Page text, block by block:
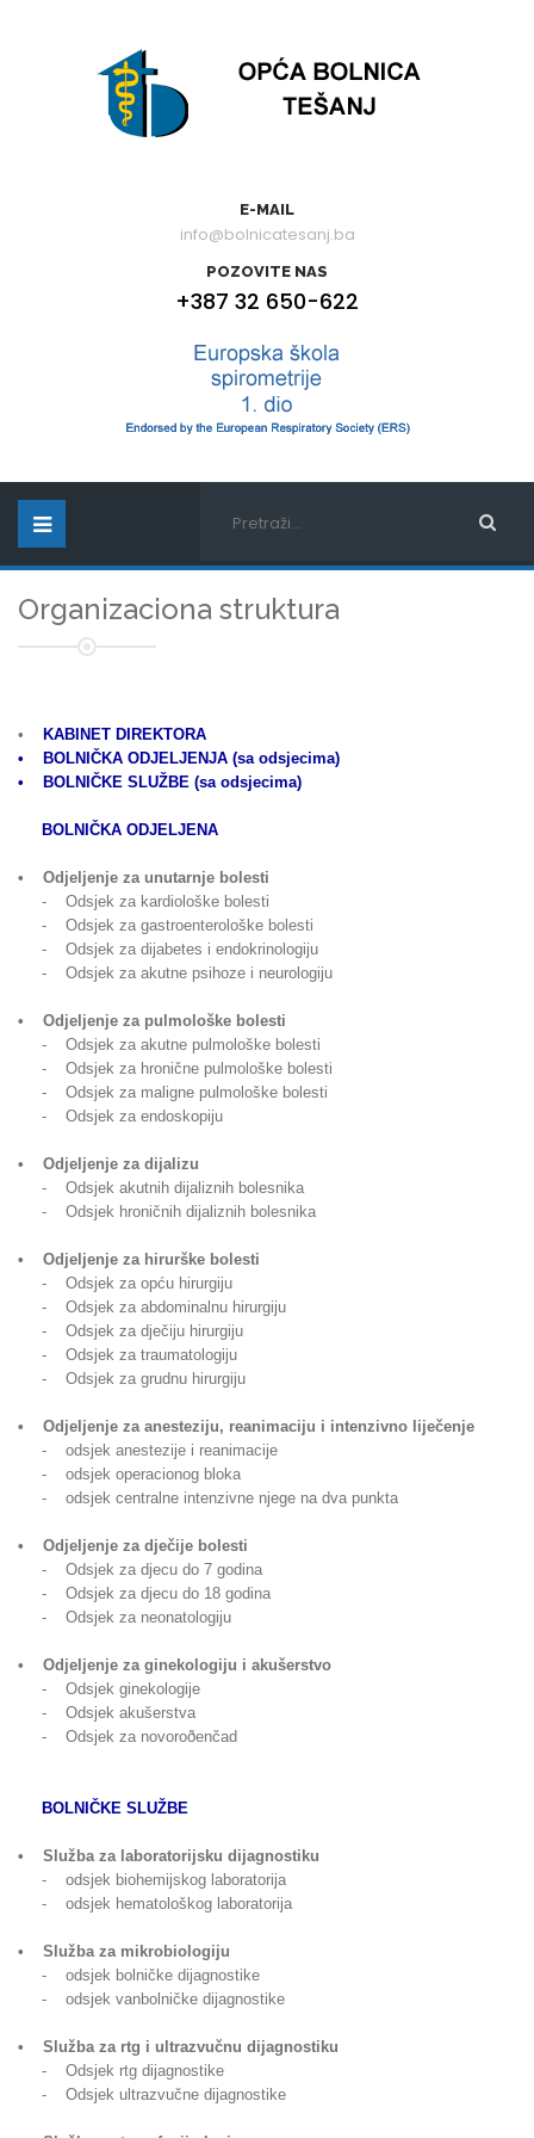
E-MAIL
info@bolnicatesanj.ba
POZOVITE NAS
+387 32 650-622
Organizaciona struktura
•
KABINET DIREKTORA
• BOLNIČKA ODJELJENJA (sa odsjecima)
• BOLNIČKE SLUŽBE (sa odsjecima)
BOLNIČKA ODJELJENA
• Odjeljenje za unutarnje bolesti
- Odsjek za kardiološke bolesti
- Odsjek za gastroenterološke bolesti
- Odsjek za dijabetes i endokrinologiju
- Odsjek za akutne psihoze i neurologiju
• Odjeljenje za pulmološke bolesti
- Odsjek za akutne pulmološke bolesti
- Odsjek za hronične pulmološke bolesti
- Odsjek za maligne pulmološke bolesti
- Odsjek za endoskopiju
• Odjeljenje za dijalizu
- Odsjek akutnih dijaliznih bolesnika
- Odsjek hroničnih dijaliznih bolesnika
• Odjeljenje za hirurške bolesti
- Odsjek za opću hirurgiju
- Odsjek za abdominalnu hirurgiju
- Odsjek za dječiju hirurgiju
- Odsjek za traumatologiju
- Odsjek za grudnu hirurgiju
• Odjeljenje za anesteziju, reanimaciju i intenzivno liječenje
- odsjek anestezije i reanimacije
- odsjek operacionog bloka
- odsjek centralne intenzivne njege na dva punkta
• Odjeljenje za dječije bolesti
- Odsjek za djecu do 7 godina
- Odsjek za djecu do 18 godina
- Odsjek za neonatologiju
• Odjeljenje za ginekologiju i akušerstvo
- Odsjek ginekologije
- Odsjek akušerstva
- Odsjek za novoroðenčad
BOLNIČKE SLUŽBE
• Služba za laboratorijsku dijagnostiku
- odsjek biohemijskog laboratorija
- odsjek hematološkog laboratorija
• Služba za mikrobiologiju
- odsjek bolničke dijagnostike
- odsjek vanbolničke dijagnostike
• Služba za rtg i ultrazvučnu dijagnostiku
- Odsjek rtg dijagnostike
- Odsjek ultrazvučne dijagnostike